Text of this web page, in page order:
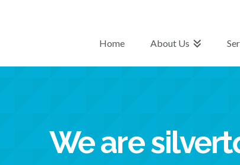
Home About Us
We are